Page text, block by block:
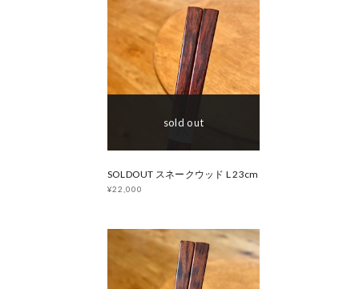
sold out
SOLDOUT スネークウッド L 23cm
¥22,000